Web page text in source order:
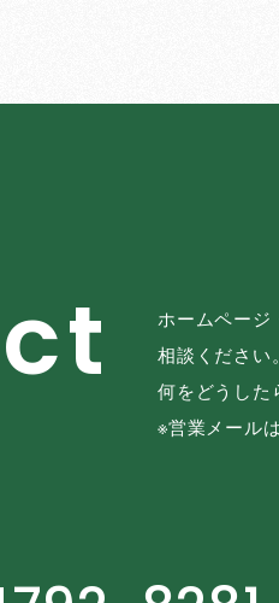
ct
ホームページ
相談ください
何をどうした
※営業メール